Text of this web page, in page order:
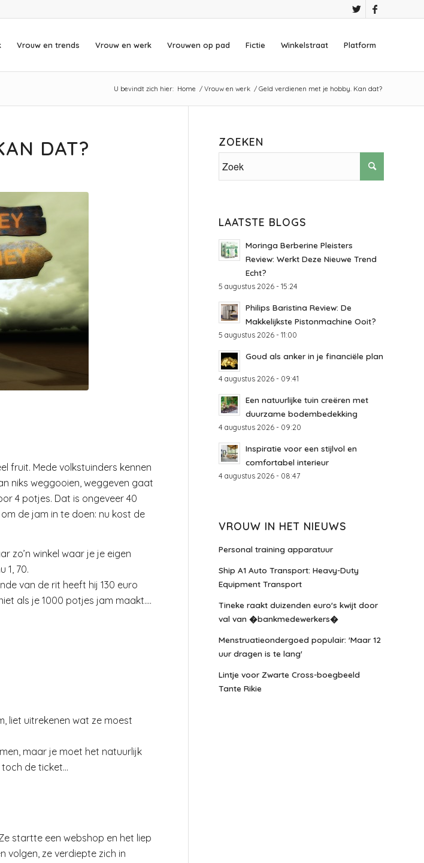
Vrouw en trends Vrouw en werk Vrouwen op pad Fictie Winkelstraat Platform
U bevindt zich hier: Home / Vrouw en werk / Geld verdienen met je hobby. Kan dat?
DAT?
fruit. Mede volkstuinders kennen
niks weggooien, weggeven gaat
4 potjes. Dat is ongeveer 40
de jam in te doen: nu kost de
zo’n winkel waar je je eigen
1, 70.
van de rit heeft hij 130 euro
als je 1000 potjes jam maakt….
liet uitrekenen wat ze moest
maar je moet het natuurlijk
toch de ticket…
startte een webshop en het liep
volgen, ze verdiepte zich in
ZOEKEN
LAATSTE BLOGS
Moringa Berberine Pleisters
Review: Werkt Deze Nieuwe Trend
Echt?
5 augustus 2026 - 15:24
Philips Baristina Review: De
Makkelijkste Pistonmachine Ooit?
5 augustus 2026 - 11:00
Goud als anker in je financiële plan
4 augustus 2026 - 09:41
Een natuurlijke tuin creëren met
duurzame bodembedekking
4 augustus 2026 - 09:20
Inspiratie voor een stijlvol en
comfortabel interieur
4 augustus 2026 - 08:47
VROUW IN HET NIEUWS
Personal training apparatuur
Ship A1 Auto Transport: Heavy-Duty
Equipment Transport
Tineke raakt duizenden euro's kwijt door
val van �bankmedewerkers�
Menstruatieondergoed populair: 'Maar 12
uur dragen is te lang'
Lintje voor Zwarte Cross-boegbeeld
Tante Rikie